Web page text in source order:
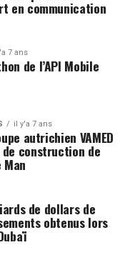
en communication
7 ans
de l’API Mobile
il y'a 7 ans
autrichien VAMED
construction de
de dollars de
obtenus lors